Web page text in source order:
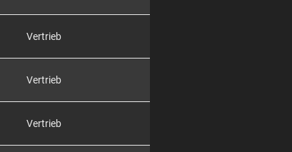
Vertrieb
Vertrieb
Vertrieb